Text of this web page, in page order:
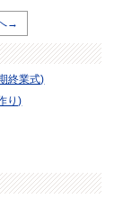
→
終業式)
り)